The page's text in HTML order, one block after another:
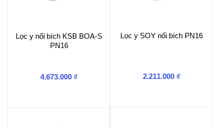
Lọc y nối bích KSB BOA-S
PN16
4.673.000 ₫
Lọc y SOY nối bích PN16
2.211.000 ₫